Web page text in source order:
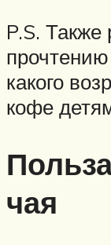
P.S.
какого
кофе
чая